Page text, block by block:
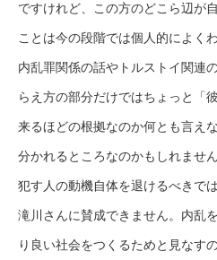
ですけれど、この方のどこら辺が
ことは今の段階では個人的によく
内乱罪関係の話やトルストイ関連
らえ方の部分だけではちょっと「
来るほどの根拠なのか何とも言え
分かれるところなのかもしれませ
犯す人の動機自体を退けるべきで
滝川さんに賛成できません。内乱
り良い社会をつくるためと見なす